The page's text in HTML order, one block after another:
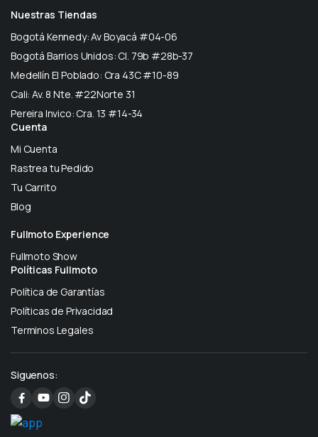
Nuestras Tiendas
Bogotá Kennedy: Av Boyacá #04-06
Bogotá Barrios Unidos: Cl. 79b #28b-37
Medellín El Poblado: Cra 43C #10-89
Cali: Av. 8 Nte. #22Norte 31
Pereira Invico: Cra. 13 #14-34
Cuenta
Mi Cuenta
Rastrea tu Pedido
Tu Carrito
Blog
Fullmoto Experience
Fullmoto Show
Políticas Fullmoto
Política de Garantías
Políticas de Privacidad
Terminos Legales
Siguenos: